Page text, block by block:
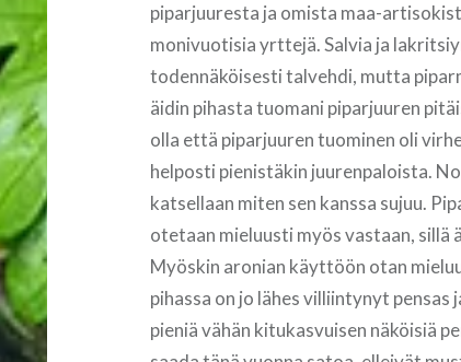
piparjuuresta ja omista maa-
monivuotisia yrttejä. Salvia ja
todennäköisesti talvehdi, mutta
äidin pihasta tuomani piparjuuren
olla että piparjuuren tuominen oli
helposti pienistäkin juurenpaloista.
katsellaan miten sen kanssa sujuu.
otetaan mieluusti myös vastaan, sillä
Myöskin aronian käyttöön otan
pihassa on jo lähes villiintynyt pensas
pieniä vähän kitukasvuisen näköisiä